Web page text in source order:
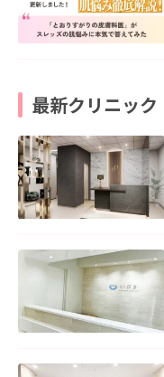
最新クリニック